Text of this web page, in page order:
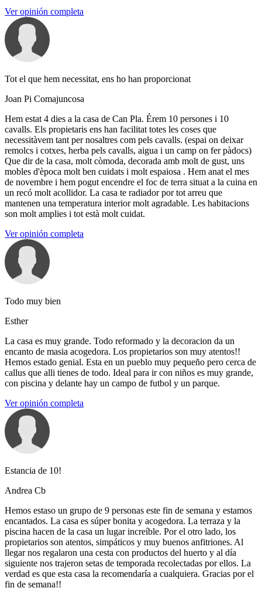
Ver opinión completa
Tot el que hem necessitat, ens ho han proporcionat
Joan Pi Comajuncosa
Hem estat 4 dies a la casa de Can Pla. Érem 10 persones i 10
cavalls. Els propietaris ens han facilitat totes les coses que
necessitàvem tant per nosaltres com pels cavalls. (espai on deixar
remolcs i cotxes, herba pels cavalls, aigua i un camp on fer pàdocs)
Que dir de la casa, molt còmoda, decorada amb molt de gust, uns
mobles d'època molt ben cuidats i molt espaiosa . Hem anat el mes
de novembre i hem pogut encendre el foc de terra situat a la cuina en
un recó molt acollidor. La casa te radiador por tot arreu que
mantenen una temperatura interior molt agradable. Les habitacions
son molt amplies i tot està molt cuidat.
Ver opinión completa
Todo muy bien
Esther
La casa es muy grande. Todo reformado y la decoracion da un
encanto de masia acogedora. Los propietarios son muy atentos!!
Hemos estado genial. Esta en un pueblo muy pequeño pero cerca de
callus que alli tienes de todo. Ideal para ir con niños es muy grande,
con piscina y delante hay un campo de futbol y un parque.
Ver opinión completa
Estancia de 10!
Andrea Cb
Hemos estaso un grupo de 9 personas este fin de semana y estamos
encantados. La casa es súper bonita y acogedora. La terraza y la
piscina hacen de la casa un lugar increíble. Por el otro lado, los
propietarios son atentos, simpáticos y muy buenos anfitriones. Al
llegar nos regalaron una cesta con productos del huerto y al día
siguiente nos trajeron setas de temporada recolectadas por ellos. La
verdad es que esta casa la recomendaría a cualquiera. Gracias por el
fin de semana!!